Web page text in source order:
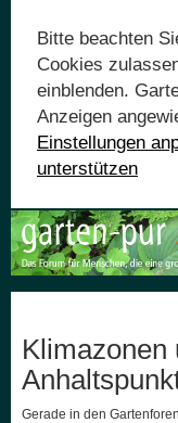
Bitte beachten
Cookies
einblenden.
Anzeigen
Einstellungen
unterstützen
Klimazonen
Gerade in den